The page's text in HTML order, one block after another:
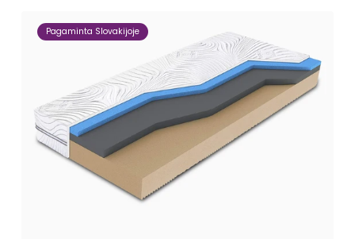
Pagaminta Slovakijoje